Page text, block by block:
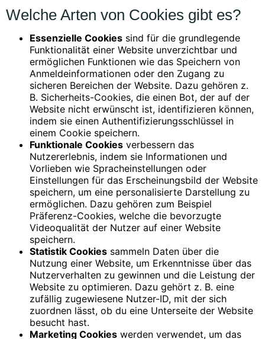
Welche Arten von Cookies gibt es?
Essenzielle Cookies sind für die grundlegende
Funktionalität einer Website unverzichtbar und
ermöglichen Funktionen wie das Speichern von
Anmeldeinformationen oder den Zugang zu
sicheren Bereichen der Website. Dazu gehören z.
B. Sicherheits-Cookies, die einen Bot, der auf der
Website nicht erwünscht ist, identifizieren können,
indem sie einen Authentifizierungsschlüssel in
einem Cookie speichern.
Funktionale Cookies verbessern das
Nutzererlebnis, indem sie Informationen und
Vorlieben wie Spracheinstellungen oder
Einstellungen für das Erscheinungsbild der Website
speichern, um eine personalisierte Darstellung zu
ermöglichen. Dazu gehören zum Beispiel
Präferenz-Cookies, welche die bevorzugte
Videoqualität der Nutzer auf einer Website
speichern.
Statistik Cookies sammeln Daten über die
Nutzung einer Website, um Erkenntnisse über das
Nutzerverhalten zu gewinnen und die Leistung der
Website zu optimieren. Dazu gehört z. B. eine
zufällig zugewiesene Nutzer-ID, mit der sich
zuordnen lässt, ob du eine Unterseite der Website
besucht hast.
Marketing Cookies werden verwendet, um das